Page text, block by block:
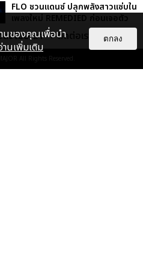
FLO ชวนแดนซ์ ปลุกพลังสาวแซ่บใน
เพลงใหม่ REMEDIED ก่อนเจอตัว
จริงที่เมืองไทย 29 ส.ค. นี้
บันเทิง
งโฆษณา ติดต่อเรา
All Rights Reserved.
านของคุณเพื่อนำ
านเพิ่มเติม
ตกลง